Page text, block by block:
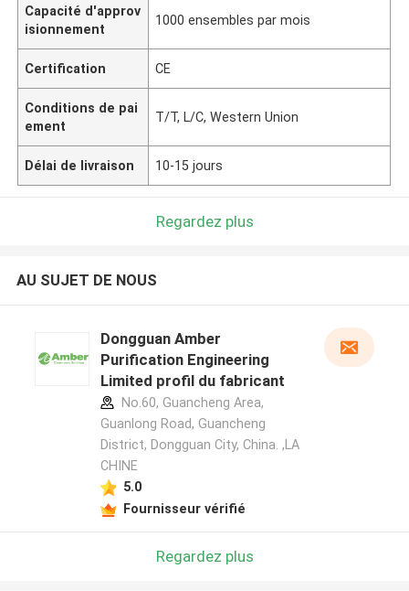
Capacité d'approv
isionnement
1000 ensembles par mois
Certification CE
Conditions de pai
ement
T/T, L/C, Western Union
Délai de livraison 10-15 jours
Regardez plus
AU SUJET DE NOUS
Dongguan Amber
Purification Engineering
Limited profil du fabricant
No.60, Guancheng Area,
Guanlong Road, Guancheng
District, Dongguan City, China. ,LA
CHINE
5.0
Fournisseur vérifié
Regardez plus